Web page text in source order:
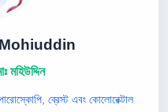
মহিউদ্দিন
ব্রেস্ট এবং কোলোরেক্টাল